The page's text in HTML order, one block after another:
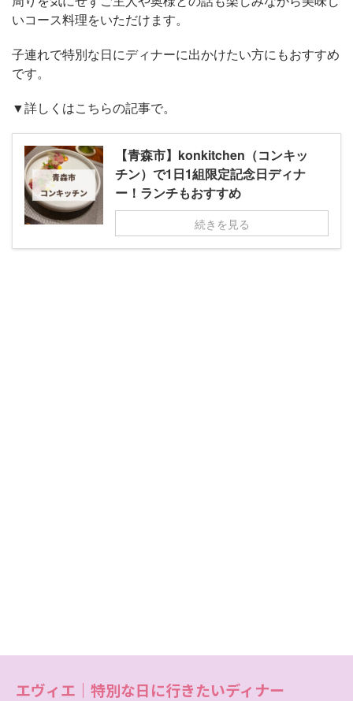
いコース料理をいただけます。
子連れで特別な日にディナーに出かけたい方にもおすすめ
です。
▼詳しくはこちらの記事で。
【青森市】konkitchen（コンキッ
チン）で1日1組限定記念日ディナ
ー！ランチもおすすめ
続きを見る
エヴィエ｜特別な日に行きたいディナー